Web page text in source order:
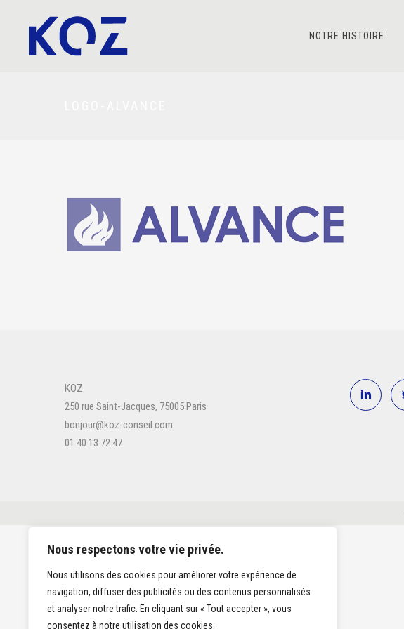
Nous respectons votre vie privée.
Nous utilisons des cookies pour améliorer votre expérience de
navigation, diffuser des publicités ou des contenus personnalisés
et analyser notre trafic. En cliquant sur « Tout accepter », vous
consentez à notre utilisation des cookies.
NOTRE HISTOIRE
KOZ
250 rue Saint-Jacques, 75005 Paris
bonjour@koz-conseil.com
01 40 13 72 47